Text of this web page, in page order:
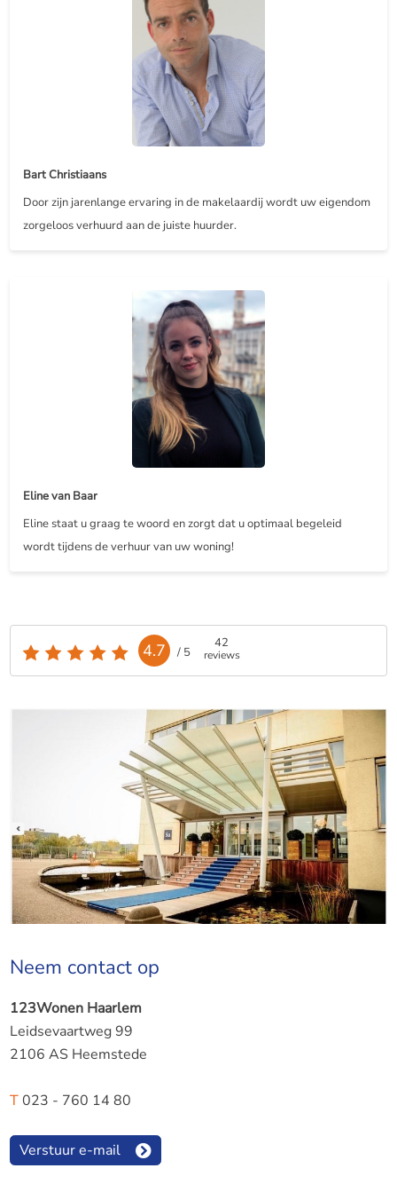
Bart Christiaans
Door zijn jarenlange ervaring in de makelaardij wordt uw eigendom
zorgeloos verhuurd aan de juiste huurder.
Eline van Baar
Eline staat u graag te woord en zorgt dat u optimaal begeleid
wordt tijdens de verhuur van uw woning!
4.7 / 5
42
reviews
Neem contact op
123Wonen Haarlem
Leidsevaartweg 99
2106 AS Heemstede
T023 - 760 14 80
Verstuur e-mail